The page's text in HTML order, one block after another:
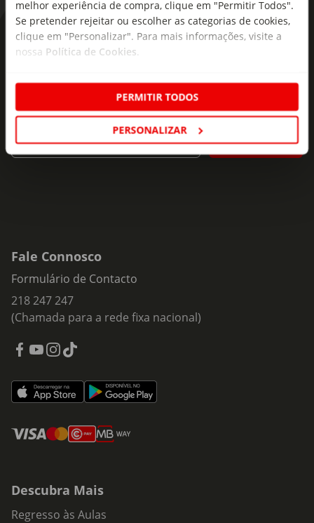
melhor experiência de compra, clique em "Permitir Todos".
Se pretender rejeitar ou escolher as categorias de cookies,
clique em "Personalizar". Para mais informações, visite a
nossa Política de Cookies
PERMITIR TODOS
PERSONALIZAR
As novidades mais frescas no
seu e-mail!
Subscreva e descubra campanhas exclusivas,
ofertas e novidades para si.
mail
Subscrever
Fale Connosco
Formulário de Contacto
218 247 247
(Chamada para a rede fixa nacional)
Descubra Mais
Regresso às Aulas